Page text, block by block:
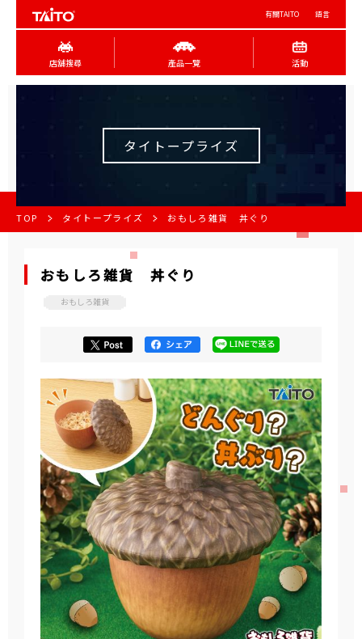
有關TAITO 語言
店舖搜尋 產品一覽 活動
タイトープライズ
TOP タイトープライズ おもしろ雑貨 丼ぐり
おもしろ雑貨 丼ぐり
おもしろ雑貨